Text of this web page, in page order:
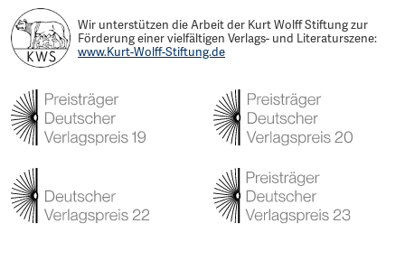
Wir unterstützen die Arbeit der Kurt Wolff Stiftung zur
Förderung einer vielfältigen Verlags- und Literaturszene:
www.Kurt-Wolff-Stiftung.de